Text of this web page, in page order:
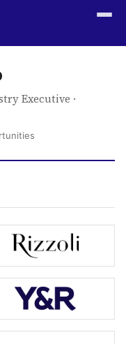
Executive ·
scheda)(si apre in
scheda)(si apre in